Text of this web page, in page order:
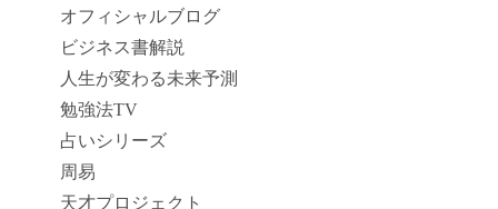
オフィシャルブログ
ビジネス書解説
人生が変わる未来予測
勉強法TV
占いシリーズ
周易
天才プロジェクト